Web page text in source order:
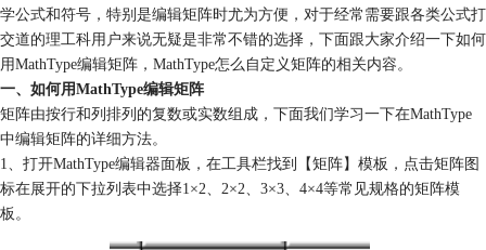
学公式和符号，特别是编辑矩阵时尤为方便，对于经常需要跟各类公式打
交道的理工科用户来说无疑是非常不错的选择，下面跟大家介绍一下如何
用MathType编辑矩阵，MathType怎么自定义矩阵的相关内容。
一、如何用MathType编辑矩阵
矩阵由按行和列排列的复数或实数组成，下面我们学习一下在MathType
中编辑矩阵的详细方法。
1、打开MathType编辑器面板，在工具栏找到【矩阵】模板，点击矩阵图
标在展开的下拉列表中选择1×2、2×2、3×3、4×4等常见规格的矩阵模
板。